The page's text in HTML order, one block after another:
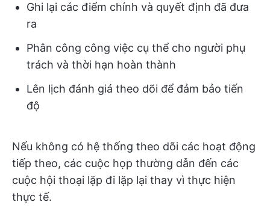
Ghi lại các điểm chính và quyết định đã đưa
ra
Phân công công việc cụ thể cho người phụ
trách và thời hạn hoàn thành
Lên lịch đánh giá theo dõi để đảm bảo tiến
độ
Nếu không có hệ thống theo dõi các hoạt động
tiếp theo, các cuộc họp thường dẫn đến các
cuộc hội thoại lặp đi lặp lại thay vì thực hiện
thực tế.